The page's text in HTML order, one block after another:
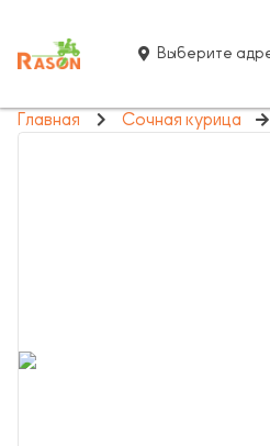
Выберите
Главная Сочная курица